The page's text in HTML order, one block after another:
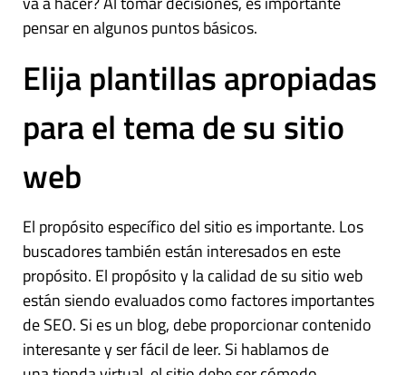
pensar en algunos puntos básicos.
Elija plantillas apropiadas
para el tema de su sitio
web
El propósito específico del sitio es importante. Los
buscadores también están interesados en este
propósito. El propósito y la calidad de su sitio web
están siendo evaluados como factores importantes
de SEO. Si es un blog, debe proporcionar contenido
interesante y ser fácil de leer. Si hablamos de